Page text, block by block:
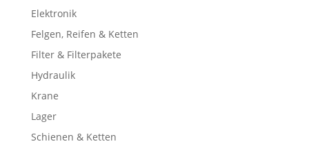
Elektronik
Felgen, Reifen & Ketten
Filter & Filterpakete
Hydraulik
Krane
Lager
Schienen & Ketten